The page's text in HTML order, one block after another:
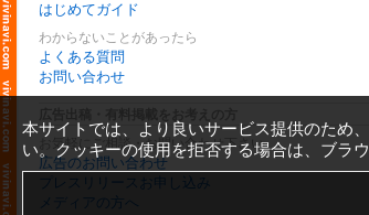
はじめてガイド
わからないことがあったら
よくある質問
お問い合わせ
お気軽にご相談・お問い合わせ下さい
広告のお問い合わせ
プレスリリースお申し込み
メディアの方へ
本サイトでは、より良いサービス提供のため
い。クッキーの使用を拒否する場合は、ブラ